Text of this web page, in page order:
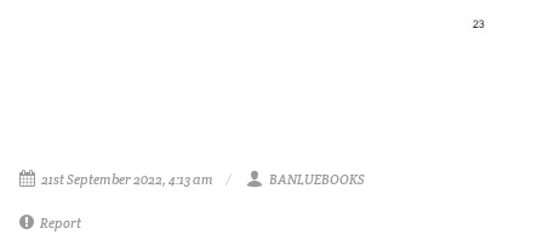
21st September 2022, 4:13 am BANLUEBOOKS
Report